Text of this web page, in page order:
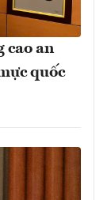
cao an
quốc